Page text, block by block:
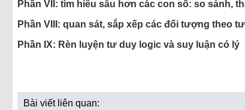
Phần VII: tìm hiểu sâu hơn các con số: so sánh,
Phần VIII: quan sát, sắp xếp các đối tượng theo
Phần IX: Rèn luyện tư duy logic và suy luận có lý
Bài viết liên quan: